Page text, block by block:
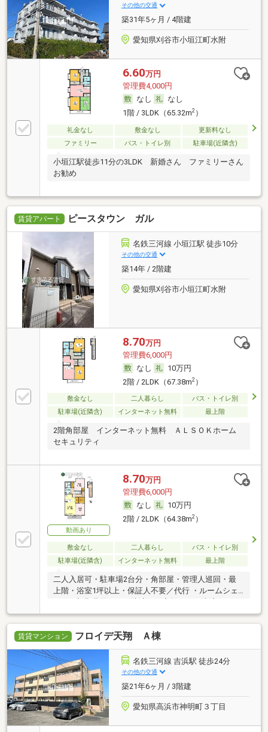
その他の交通
築31年5ヶ月 / 4階建
愛知県刈谷市小垣江町水附
6.60万円
管理費4,000円
なし
なし
1階 / 3LDK（65.32m2）
礼金なし 敷金なし
更新料なし
ファミリー
バス・トイレ別 駐車場(近隣含)
小垣江駅徒歩11分の3LDK 新婚さん ファミリーさん
お勧め
賃貸アパート ピースタウン ガル
名鉄三河線 小垣江駅 徒歩10分
その他の交通
築14年 / 2階建
愛知県刈谷市小垣江町水附
8.70万円
管理費6,000円
なし
10万円
2階 / 2LDK（67.38m2）
敷金なし 二人暮らし
バス・トイレ別
駐車場(近隣含)
インターネット無料 最上階
2階角部屋 インターネット無料 ＡＬＳＯＫホーム
セキュリティ
動画あり
8.70万円
管理費6,000円
なし
10万円
2階 / 2LDK（64.38m2）
敷金なし 二人暮らし
バス・トイレ別
駐車場(近隣含)
インターネット無料 最上階
二人入居可・駐車場2台分・角部屋・管理人巡回・最
上階・浴室1坪以上・保証人不要／代行 ・ルームシェ
賃貸マンション フロイデ天翔 Ａ棟
名鉄三河線 吉浜駅 徒歩24分
その他の交通
築21年6ヶ月 / 3階建
愛知県高浜市神明町３丁目